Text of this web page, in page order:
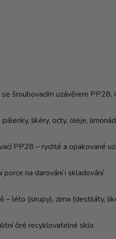
šroubovacím uzávěrem PP28,
pálenky, likéry, octy, oleje,
PP28 – rychlé a opakované
porce na darování i skladování
– léto (sirupy), zima (destiláty,
čiré recyklovatelné sklo